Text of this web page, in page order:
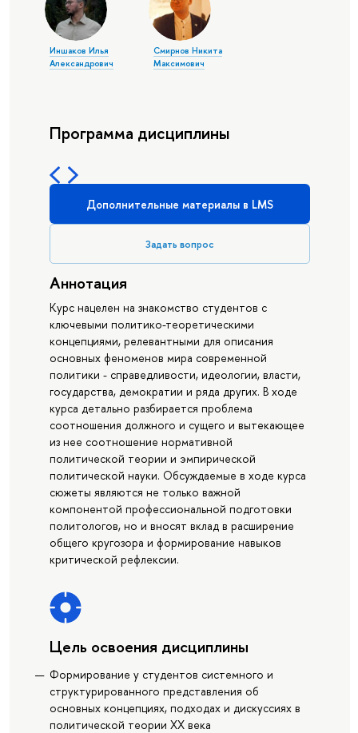
Иншаков Илья
Александрович
Смирнов Никита
Максимович
Программа дисциплины
Дополнительные материалы в LMS
Задать вопрос
Аннотация
Курс нацелен на знакомство студентов с
ключевыми политико-теоретическими
концепциями, релевантными для описания
основных феноменов мира современной
политики - справедливости, идеологии, власти,
государства, демократии и ряда других. В ходе
курса детально разбирается проблема
соотношения должного и сущего и вытекающее
из нее соотношение нормативной
политической теории и эмпирической
политической науки. Обсуждаемые в ходе курса
сюжеты являются не только важной
компонентой профессиональной подготовки
политологов, но и вносят вклад в расширение
общего кругозора и формирование навыков
критической рефлексии.
Цель освоения дисциплины
Формирование у студентов системного и
структурированного представления об
основных концепциях, подходах и дискуссиях в
политической теории XX века